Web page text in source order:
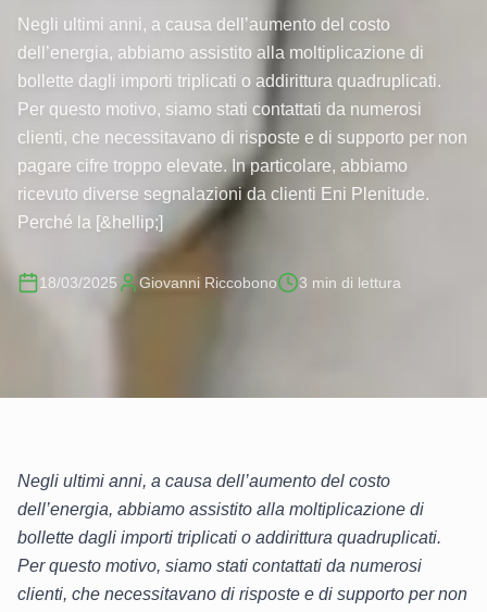
Negli ultimi anni, a causa dell’aumento del costo
dell’energia, abbiamo assistito alla moltiplicazione di
bollette dagli importi triplicati o addirittura quadruplicati.
Per questo motivo, siamo stati contattati da numerosi
clienti, che necessitavano di risposte e di supporto per non
pagare cifre troppo elevate. In particolare, abbiamo
ricevuto diverse segnalazioni da clienti Eni Plenitude.
Perché la [&hellip;]
18/03/2025 Giovanni Riccobono 3 min di lettura
Negli ultimi anni, a causa dell’aumento del costo
dell’energia, abbiamo assistito alla moltiplicazione di
bollette dagli importi triplicati o addirittura quadruplicati.
Per questo motivo, siamo stati contattati da numerosi
clienti, che necessitavano di risposte e di supporto per non